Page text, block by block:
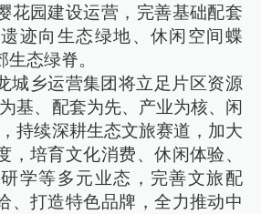
花园建设运营，完善基础配套
迹向生态绿地、休闲空间蝶
态绿脊。
城乡运营集团将立足片区资源
基、配套为先、产业为核、闲
持续深耕生态文旅赛道，加大
，培育文化消费、休闲体验、
学等多元业态，完善文旅配
、打造特色品牌，全力推动中